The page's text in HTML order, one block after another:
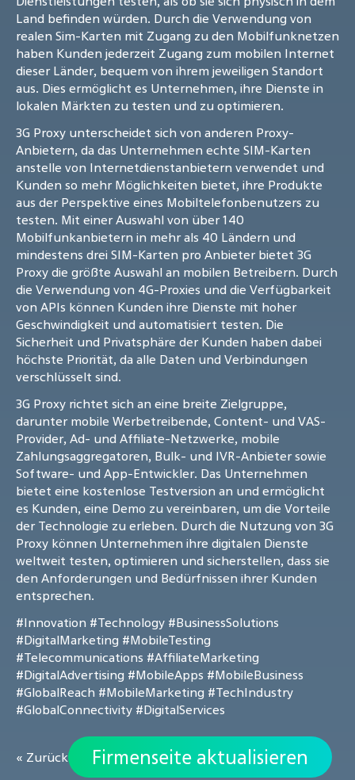
Land befinden würden. Durch die Verwendung von
realen Sim-Karten mit Zugang zu den Mobilfunknetzen
haben Kunden jederzeit Zugang zum mobilen Internet
dieser Länder, bequem von ihrem jeweiligen Standort
aus. Dies ermöglicht es Unternehmen, ihre Dienste in
lokalen Märkten zu testen und zu optimieren.
3G Proxy unterscheidet sich von anderen Proxy-
Anbietern, da das Unternehmen echte SIM-Karten
anstelle von Internetdienstanbietern verwendet und
Kunden so mehr Möglichkeiten bietet, ihre Produkte
aus der Perspektive eines Mobiltelefonbenutzers zu
testen. Mit einer Auswahl von über 140
Mobilfunkanbietern in mehr als 40 Ländern und
mindestens drei SIM-Karten pro Anbieter bietet 3G
Proxy die größte Auswahl an mobilen Betreibern. Durch
die Verwendung von 4G-Proxies und die Verfügbarkeit
von APIs können Kunden ihre Dienste mit hoher
Geschwindigkeit und automatisiert testen. Die
Sicherheit und Privatsphäre der Kunden haben dabei
höchste Priorität, da alle Daten und Verbindungen
verschlüsselt sind.
3G Proxy richtet sich an eine breite Zielgruppe,
darunter mobile Werbetreibende, Content- und VAS-
Provider, Ad- und Affiliate-Netzwerke, mobile
Zahlungsaggregatoren, Bulk- und IVR-Anbieter sowie
Software- und App-Entwickler. Das Unternehmen
bietet eine kostenlose Testversion an und ermöglicht
es Kunden, eine Demo zu vereinbaren, um die Vorteile
der Technologie zu erleben. Durch die Nutzung von 3G
Proxy können Unternehmen ihre digitalen Dienste
weltweit testen, optimieren und sicherstellen, dass sie
den Anforderungen und Bedürfnissen ihrer Kunden
entsprechen.
#Innovation #Technology #BusinessSolutions
#DigitalMarketing #MobileTesting
#Telecommunications #AffiliateMarketing
#DigitalAdvertising #MobileApps #MobileBusiness
#GlobalReach #MobileMarketing #TechIndustry
#GlobalConnectivity #DigitalServices
« Zurück Firmenseite aktualisieren